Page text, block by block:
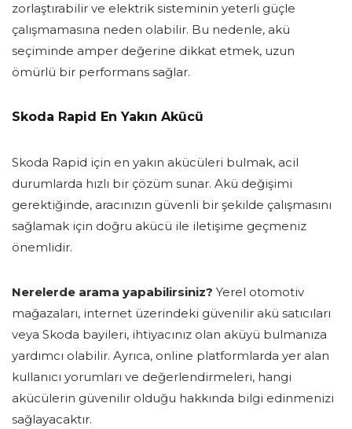
zorlaştırabilir ve elektrik sisteminin yeterli güçle
çalışmamasına neden olabilir. Bu nedenle, akü
seçiminde amper değerine dikkat etmek, uzun
ömürlü bir performans sağlar.
Skoda Rapid En Yakın Akücü
Skoda Rapid için en yakın akücüleri bulmak, acil
durumlarda hızlı bir çözüm sunar. Akü değişimi
gerektiğinde, aracınızın güvenli bir şekilde çalışmasını
sağlamak için doğru akücü ile iletişime geçmeniz
önemlidir.
Nerelerde arama yapabilirsiniz? Yerel otomotiv
mağazaları, internet üzerindeki güvenilir akü satıcıları
veya Skoda bayileri, ihtiyacınız olan aküyü bulmanıza
yardımcı olabilir. Ayrıca, online platformlarda yer alan
kullanıcı yorumları ve değerlendirmeleri, hangi
akücülerin güvenilir olduğu hakkında bilgi edinmenizi
sağlayacaktır.